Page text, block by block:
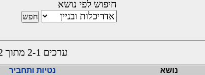
חיפוש לפי נושא
ערכים 2-1 מתוך 2
נושא
נטיות ותחביר